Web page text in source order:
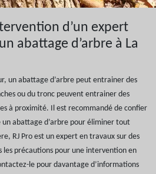
d’un expert
abattage d’arbre à La
un abattage d’arbre peut entrainer des
ou du tronc peuvent entrainer des
à proximité. Il est recommandé de confier
abattage d’arbre pour éliminer tout
RJ Pro est un expert en travaux sur des
précautions pour une intervention en
le pour davantage d’informations